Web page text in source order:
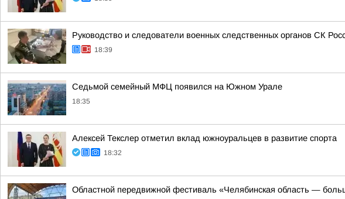
Руководство и следователи военных следственных органов СК
18:39
Седьмой семейный МФЦ появился на Южном Урале
18:35
Алексей Текслер отметил вклад южноуральцев в развитие спорта
18:32
Областной передвижной фестиваль «Челябинская область —